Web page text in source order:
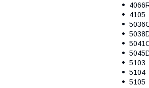
4105
5103
5104
5105